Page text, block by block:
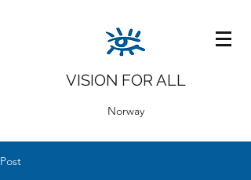
VISION FOR ALL
Norway
Post